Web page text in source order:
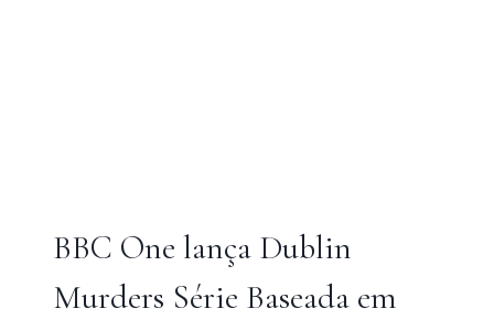
BBC One lança Dublin
Murders Série Baseada em